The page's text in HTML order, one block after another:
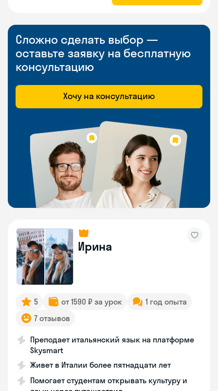
Сложно сделать выбор —
оставьте заявку на бесплатную
консультацию
Хочу на консультацию
Ирина
5 от 1590 ₽ за урок
1 год опыта
7 отзывов
Преподает итальянский язык на платформе
Skysmart
Живет в Италии более пятнадцати лет
Помогает студентам открывать культуру и